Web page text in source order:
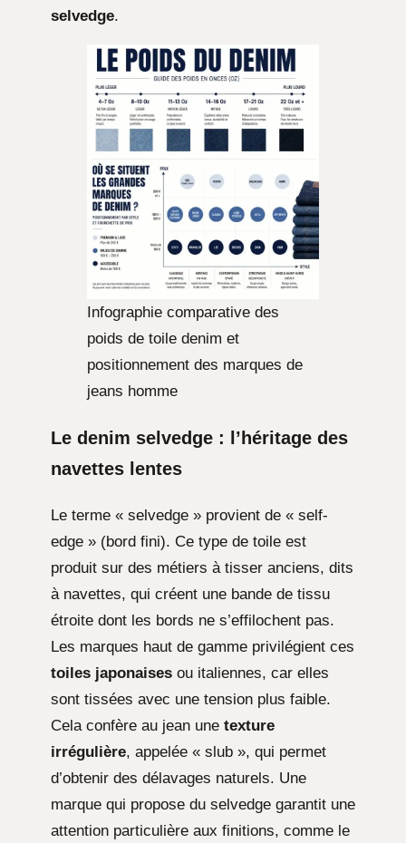
selvedge.
Infographie comparative des
poids de toile denim et
positionnement des marques de
jeans homme
Le denim selvedge : l’héritage des
navettes lentes
Le terme « selvedge » provient de « self-
edge » (bord fini). Ce type de toile est
produit sur des métiers à tisser anciens, dits
à navettes, qui créent une bande de tissu
étroite dont les bords ne s’effilochent pas.
Les marques haut de gamme privilégient ces
toiles japonaises ou italiennes, car elles
sont tissées avec une tension plus faible.
Cela confère au jean une texture
irrégulière, appelée « slub », qui permet
d’obtenir des délavages naturels. Une
marque qui propose du selvedge garantit une
attention particulière aux finitions, comme le